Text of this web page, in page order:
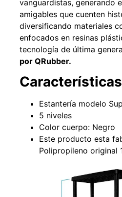
vanguardistas, generando
amigables que cuenten
diversificando materiales
enfocados en resinas
tecnología de última
por QRubber.
Características
Estantería modelo
5 niveles
Color cuerpo: Negro
Este producto esta
Polipropileno original
49%
Pasto sintético ornamental
Importado USA: Summer
densidad 35mm Rollo
4,57*30,48mts
1.021.490
$